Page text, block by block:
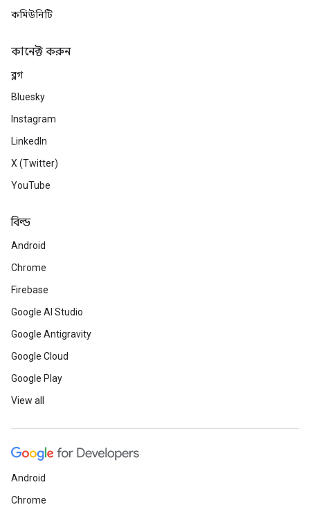
কমিউনিটি
কানেক্ট করুন
ব্লগ
Bluesky
Instagram
LinkedIn
X (Twitter)
YouTube
বিল্ড
Android
Chrome
Firebase
Google AI Studio
Google Antigravity
Google Cloud
Google Play
View all
Android
Chrome